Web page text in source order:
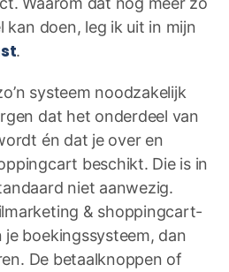
kan doen, leg ik uit in mijn
.
systeem noodzakelijk
dat het onderdeel van
én dat je over en
beschikt. Die is in
niet aanwezig.
& shoppingcart-
boekingssysteem, dan
De betaalknoppen of